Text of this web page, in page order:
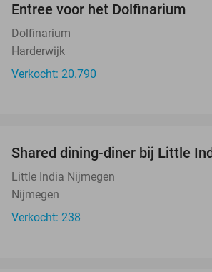
Entree voor het Dolfinarium
Dolfinarium
Harderwijk
Verkocht: 20.790
Shared dining-diner bij Little
Little India Nijmegen
Nijmegen
Verkocht: 238